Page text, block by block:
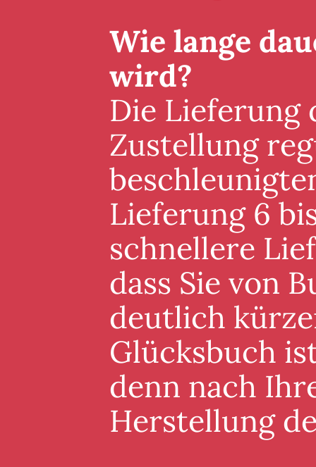
Wie lange
wird?
Die Lieferung
Zustellung
Lieferung 6
schnellere
dass Sie von
deutlich
Glücksbuch
denn nach
Herstellung